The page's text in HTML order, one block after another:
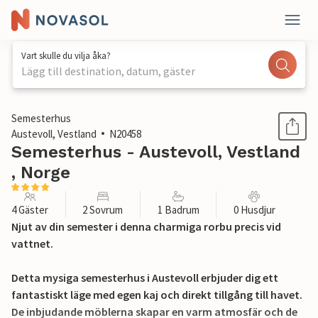
Vart skulle du vilja åka?
Lägg till destination, datum, gäster
1 / 18
Semesterhus
Austevoll, Vestland
N20458
Semesterhus - Austevoll, Vestland
, Norge
4 Gäster 2 Sovrum 1 Badrum 0 Husdjur
Njut av din semester i denna charmiga rorbu precis vid
vattnet.
Detta mysiga semesterhus i Austevoll erbjuder dig ett
fantastiskt läge med egen kaj och direkt tillgång till havet.
De inbjudande möblerna skapar en varm atmosfär och de